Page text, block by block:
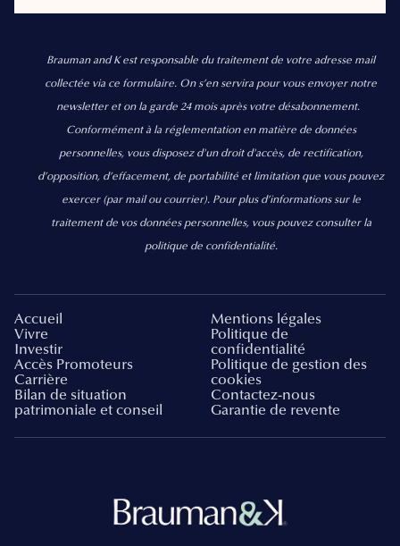
Brauman and K est responsable du traitement de votre adresse mail
collectée via ce formulaire. On s’en servira pour vous envoyer notre
newsletter et on la garde 24 mois après votre désabonnement.
Conformément à la réglementation en matière de données
personnelles, vous disposez d'un droit d'accès, de rectification,
d’opposition, d’effacement, de portabilité et limitation que vous pouvez
exercer (par mail ou courrier). Pour plus d’informations sur le
traitement de vos données personnelles, vous pouvez consulter la
politique de confidentialité.
Accueil
Vivre
Investir
Accès Promoteurs
Carrière
Bilan de situation
patrimoniale et conseil
Mentions légales
Politique de
confidentialité
Politique de gestion des
cookies
Contactez-nous
Garantie de revente